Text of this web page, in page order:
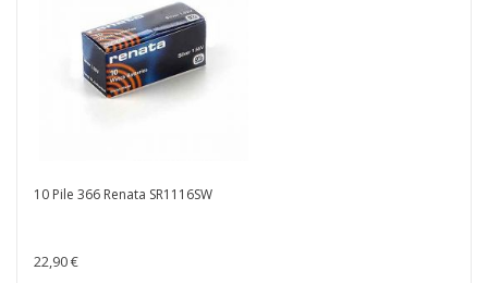
10 Pile 366 Renata SR1116SW
22,90 €